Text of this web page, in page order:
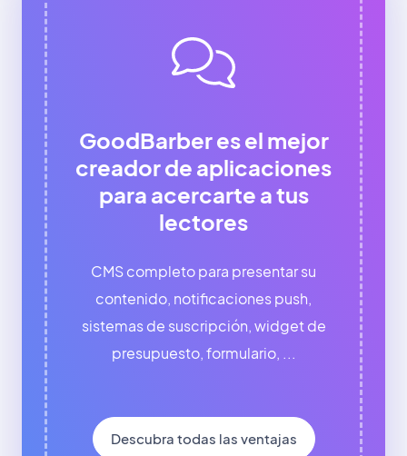
GoodBarber es el mejor
creador de aplicaciones
para acercarte a tus
lectores
CMS completo para presentar su
contenido, notificaciones push,
sistemas de suscripción, widget de
presupuesto, formulario, ...
Descubra todas las ventajas